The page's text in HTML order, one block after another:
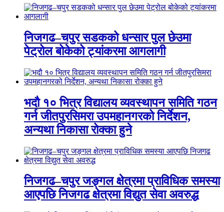
निजगढ–चपुर सडकको धन्सार पुल छेउमा
पेट्रोल बोकेको ट्यांकरमा आगलागी
भदौ १० भित्र विद्यालय व्यवस्थापन समिति गठन
गर्न जीतपुरसिमरा उपमहानगरको निर्देशन,
अन्यथा निकासा रोक्का हुने
निजगढ–चपुर जङ्गल क्षेत्रमा प्राविधिक समस्या
आएपछि निजगढ क्षेत्रमा विद्युत सेवा अवरुद्ध